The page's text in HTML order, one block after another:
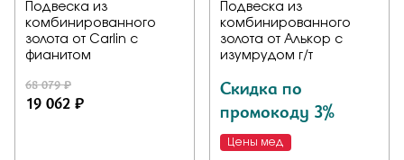
Подвеска из
комбинированного
золота от Carlin с
фианитом
68 079 ₽
19 062 ₽
Подвеска из
комбинированного
золота от Алькор с
изумрудом г/т
Скидка по
промокоду 3%
Цены мед